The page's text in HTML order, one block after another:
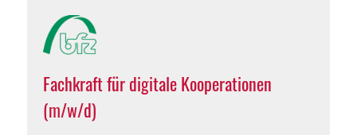
Fachkraft für digitale Kooperationen
(m/w/d)